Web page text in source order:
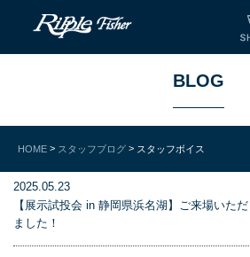
BLOG
HOME > スタッフブログ > スタッフボイス
2025.05.23
【展示試投会 in 静岡県浜名湖】ご来場いた
ました！